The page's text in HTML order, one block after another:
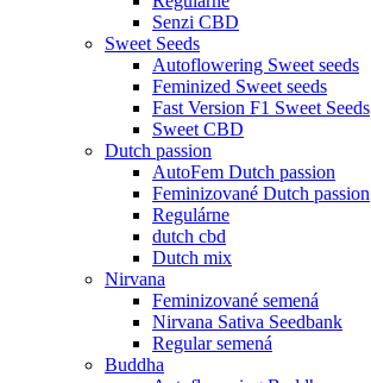
Senzi CBD
Sweet Seeds
Autoflowering Sweet seeds
Feminized Sweet seeds
Fast Version F1 Sweet Seeds
Sweet CBD
Dutch passion
AutoFem Dutch passion
Feminizované Dutch passion
Regulárne
dutch cbd
Dutch mix
Nirvana
Feminizované semená
Nirvana Sativa Seedbank
Regular semená
Buddha